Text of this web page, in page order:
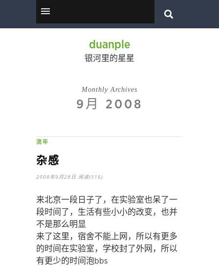
duanple
银河里的星星
Monthly Archives
9月 2008
流年
杂感
2008年9月28日 阅读(316)
来北京一段日子了，在实验室也呆了一
段时间了，生活有些小小的改变，也并
不是那么明显
来了这里，宿舍不能上网，所以有更多
的时间在实验室，学校封了外网，所以
有更少的时间泡bbs